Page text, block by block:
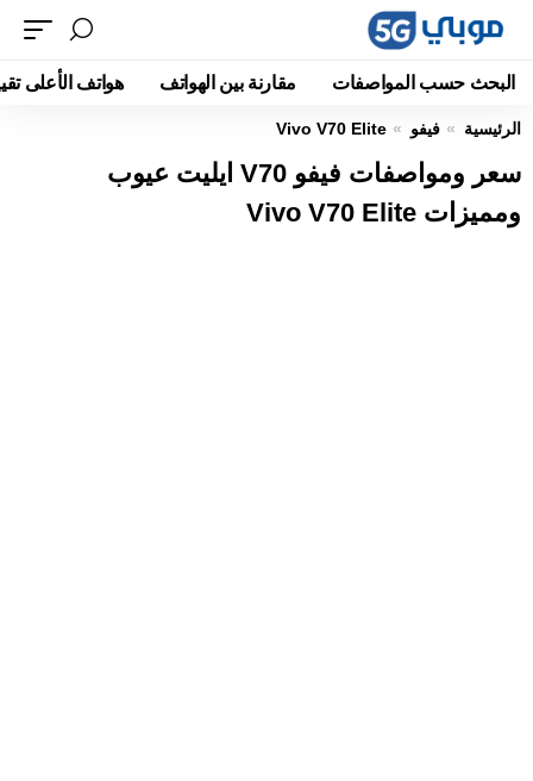
البحث حسب المواصفات مقارنة بين الهواتف هواتف الأعلى
الرئيسية فيفو Vivo V70 Elite
سعر ومواصفات فيفو V70 ايليت عيوب
ومميزات Vivo V70 Elite